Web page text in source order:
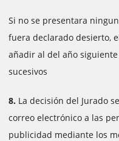
Si no se presentara
fuera declarado desierto,
añadir al del año
sucesivos
8. La decisión del Jurado
correo electrónico a las
publicidad mediante los